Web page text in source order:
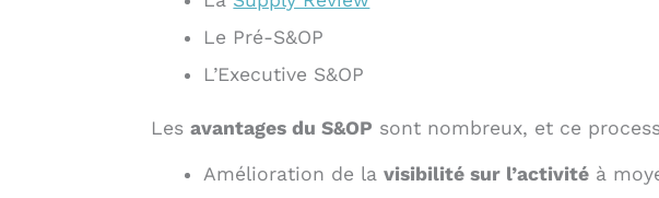
Le Pré-S&OP
L’Executive S&OP
Lesavantages du S&OP sont nombreux, et ce
Amélioration de lavisibilité sur l’activité à